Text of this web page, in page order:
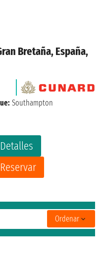
Bretaña, España,
Detalles
Reservar
Southampton
Ordenar